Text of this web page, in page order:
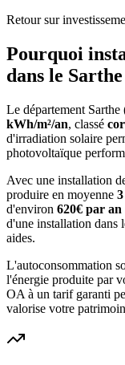
Retour sur
Pourquoi
dans le Sarthe
Le département Sarthe
kWh/m²/an, classé
d'irradiation solaire
photovoltaïque
Avec une installation
produire en moyenne
d'environ 620€ par an
d'une installation dans
aides.
L'autoconsommation
l'énergie produite par
OA à un tarif garanti
valorise votre